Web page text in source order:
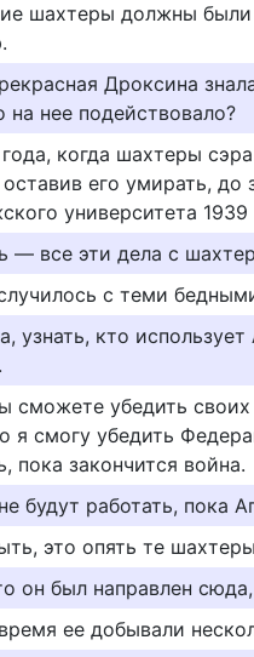
шахтеры должны
Дроксина
на нее подействовало?
когда шахтеры
его умирать, до
университета 1939
— все эти дела с
с теми
узнать, кто
сможете убедить
я смогу убедить
пока закончится война.
будут работать, пока
это опять те
он был направлен
ее добывали